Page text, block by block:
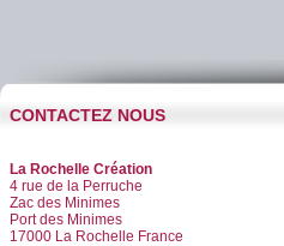
CONTACTEZ NOUS
La Rochelle Création
4 rue de la Perruche
Zac des Minimes
Port des Minimes
17000 La Rochelle France